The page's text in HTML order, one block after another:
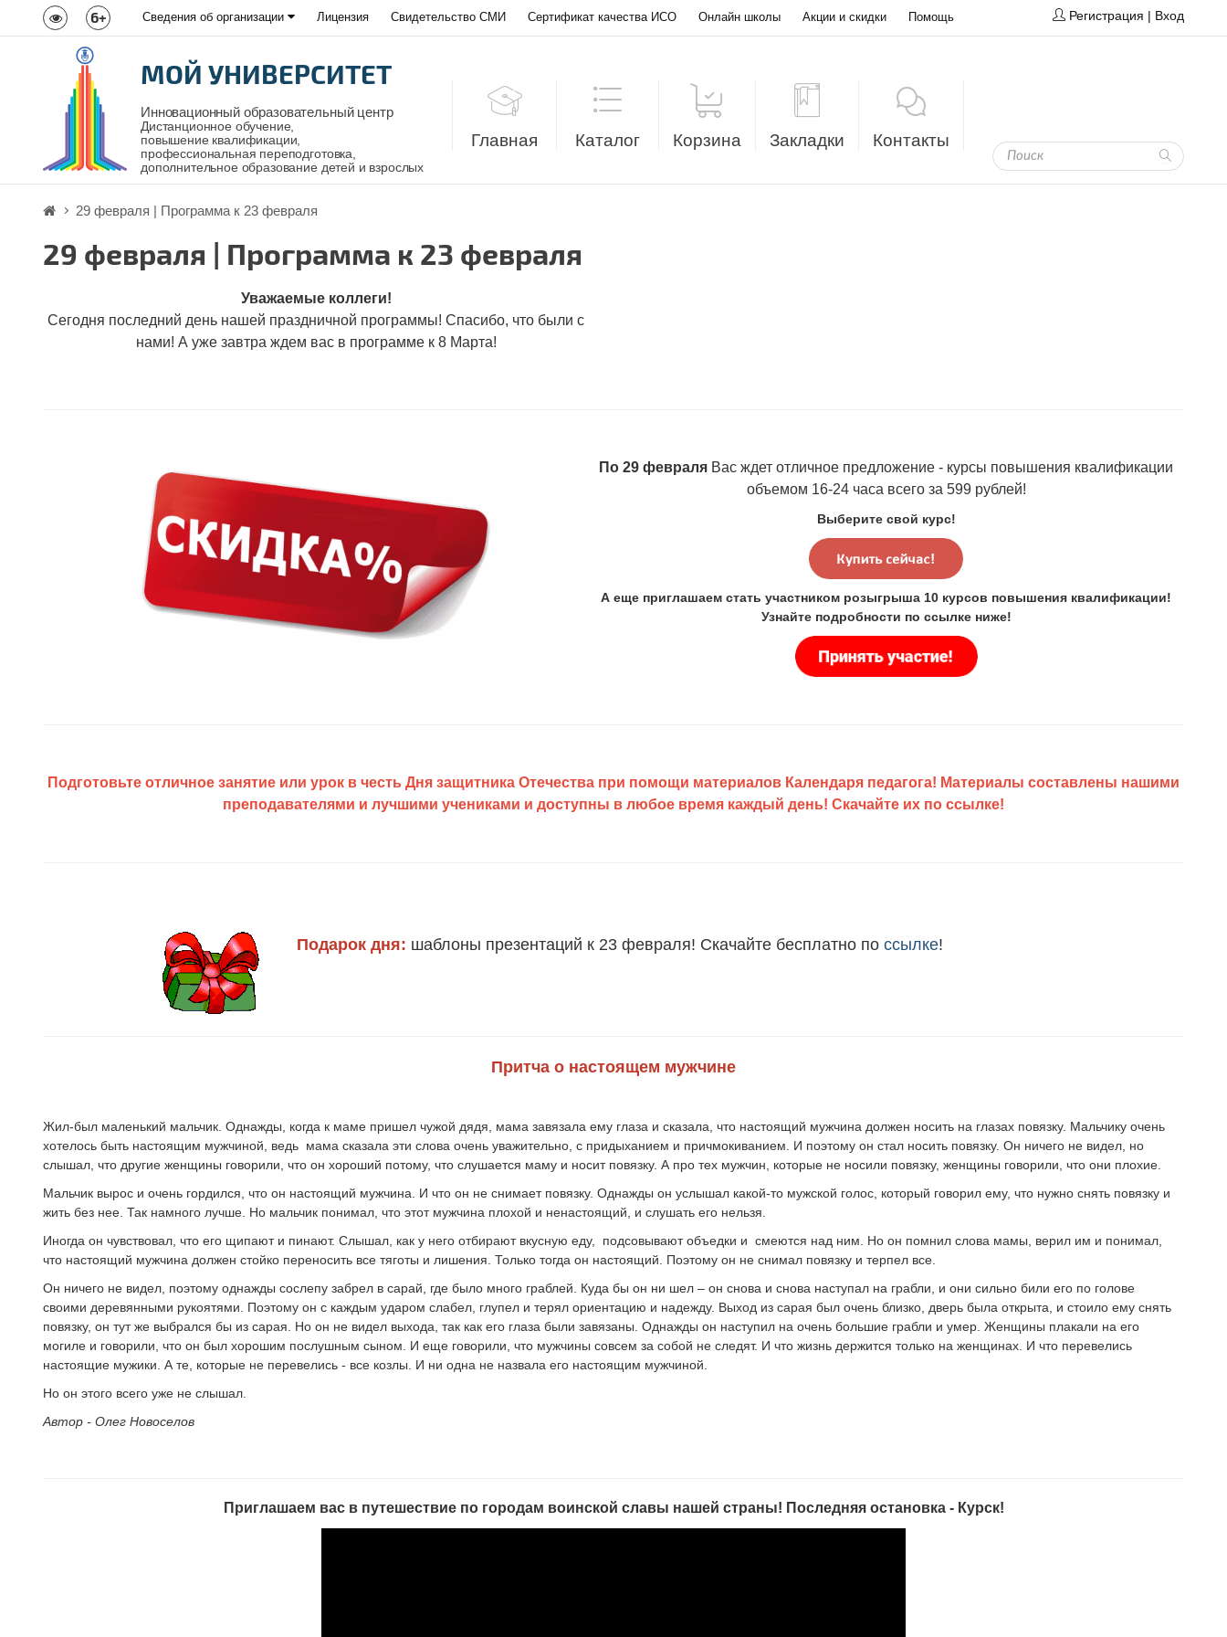
6+ Сведения об организации Лицензия Свидетельство СМИ Сертификат качества ИСО Онлайн школы Акции и скидки Помощь Регистрация | Вход
МОЙ УНИВЕРСИТЕТ
Инновационный образовательный центр
Дистанционное обучение,
повышение квалификации,
профессиональная переподготовка,
дополнительное образование детей и взрослых
Главная Каталог Корзина Закладки Контакты
29 февраля | Программа к 23 февраля
29 февраля | Программа к 23 февраля
Уважаемые коллеги!
Сегодня последний день нашей праздничной программы! Спасибо, что были с
нами! А уже завтра ждем вас в программе к 8 Марта!
По 29 февраля Вас ждет отличное предложение - курсы повышения квалификации
объемом 16-24 часа всего за 599 рублей!
Выберите свой курс!
А еще приглашаем стать участником розыгрыша 10 курсов повышения квалификации!
Узнайте подробности по ссылке ниже!
Подготовьте отличное занятие или урок в честь Дня защитника Отечества при помощи материалов Календаря педагога! Материалы составлены нашими
преподавателями и лучшими учениками и доступны в любое время каждый день! Скачайте их по ссылке!
Подарок дня: шаблоны презентаций к 23 февраля! Скачайте бесплатно по ссылке!
Притча о настоящем мужчине
Жил-был маленький мальчик. Однажды, когда к маме пришел чужой дядя, мама завязала ему глаза и сказала, что настоящий мужчина должен носить на глазах повязку. Мальчику очень
хотелось быть настоящим мужчиной, ведь мама сказала эти слова очень уважительно, с придыханием и причмокиванием. И поэтому он стал носить повязку. Он ничего не видел, но
слышал, что другие женщины говорили, что он хороший потому, что слушается маму и носит повязку. А про тех мужчин, которые не носили повязку, женщины говорили, что они плохие.
Мальчик вырос и очень гордился, что он настоящий мужчина. И что он не снимает повязку. Однажды он услышал какой-то мужской голос, который говорил ему, что нужно снять повязку и
жить без нее. Так намного лучше. Но мальчик понимал, что этот мужчина плохой и ненастоящий, и слушать его нельзя.
Иногда он чувствовал, что его щипают и пинают. Слышал, как у него отбирают вкусную еду, подсовывают объедки и смеются над ним. Но он помнил слова мамы, верил им и понимал,
что настоящий мужчина должен стойко переносить все тяготы и лишения. Только тогда он настоящий. Поэтому он не снимал повязку и терпел все.
Он ничего не видел, поэтому однажды сослепу забрел в сарай, где было много граблей. Куда бы он ни шел – он снова и снова наступал на грабли, и они сильно били его по голове
своими деревянными рукоятями. Поэтому он с каждым ударом слабел, глупел и терял ориентацию и надежду. Выход из сарая был очень близко, дверь была открыта, и стоило ему снять
повязку, он тут же выбрался бы из сарая. Но он не видел выхода, так как его глаза были завязаны. Однажды он наступил на очень большие грабли и умер. Женщины плакали на его
могиле и говорили, что он был хорошим послушным сыном. И еще говорили, что мужчины совсем за собой не следят. И что жизнь держится только на женщинах. И что перевелись
настоящие мужики. А те, которые не перевелись - все козлы. И ни одна не назвала его настоящим мужчиной.
Но он этого всего уже не слышал.
Автор - Олег Новоселов
Приглашаем вас в путешествие по городам воинской славы нашей страны! Последняя остановка - Курск!